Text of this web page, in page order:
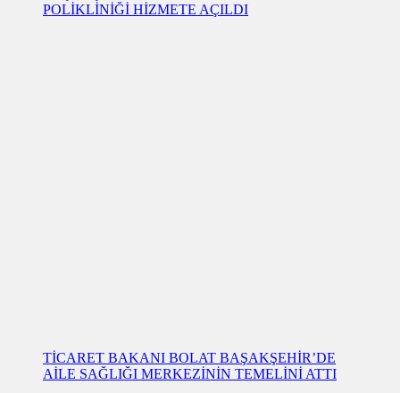
POLİKLİNİĞİ HİZMETE AÇILDI
TİCARET BAKANI BOLAT BAŞAKŞEHİR’DE
AİLE SAĞLIĞI MERKEZİNİN TEMELİNİ ATTI